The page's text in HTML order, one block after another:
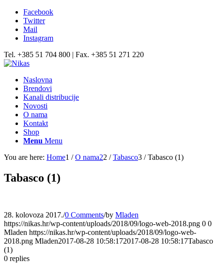
Facebook
Twitter
Mail
Instagram
Tel. +385 51 704 800 | Fax. +385 51 271 220
Naslovna
Brendovi
Kanali distribucije
Novosti
O nama
Kontakt
Shop
Menu Menu
You are here: Home1 / O nama22 / Tabasco3 / Tabasco (1)
Tabasco (1)
28. kolovoza 2017./0 Comments/by Mladen
https://nikas.hr/wp-content/uploads/2018/09/logo-web-2018.png 0 0
Mladen https://nikas.hr/wp-content/uploads/2018/09/logo-web-
2018.png Mladen2017-08-28 10:58:172017-08-28 10:58:17Tabasco
(1)
0 replies